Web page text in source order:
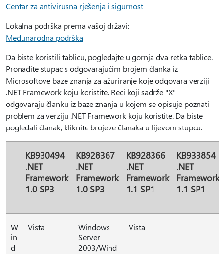
Centar za antivirusna rješenja i sigurnost
Lokalna podrška prema vašoj državi:
Međunarodna podrška
Da biste koristili tablicu, pogledajte u gornja dva retka tablice.
Pronađite stupac s odgovarajućim brojem članka iz
Microsoftove baze znanja za ažuriranje koje odgovara verziji
.NET Framework koju koristite. Reci koji sadrže "X"
odgovaraju članku iz baze znanja u kojem se opisuje poznati
problem za verziju .NET Framework koju koristite. Da biste
pogledali članak, kliknite brojeve članaka u lijevom stupcu.
KB930494
.NET
Framework
1.0 SP3
KB928367
.NET
Framework
1.0 SP3
KB928366
.NET
Framework
1.1 SP1
KB933854
.NET
Framework
1.1 SP1
W
in
d
Vista
Windows
Server
2003/Wind
Vista